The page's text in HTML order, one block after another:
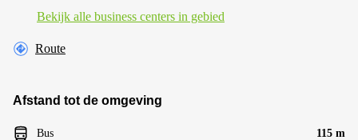
Bekijk alle business centers in gebied
Route
Afstand tot de omgeving
Bus 115 m